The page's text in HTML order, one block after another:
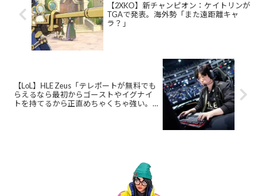
【2XKO】新チャンピオン：ケイトリンが
TGAで発表。海外勢「また遠距離キャ
ラ？」
【LoL】HLE Zeus「テレポートが無料でも
らえるなら最初からゴーストやイグナイ
トを持てるから正直めちゃくちゃ強い。